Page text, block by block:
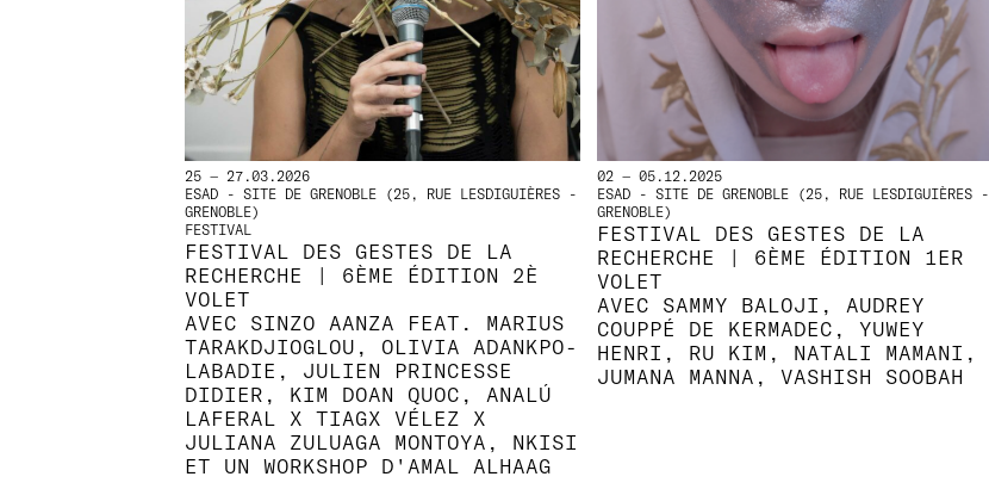
25 — 27.03.2026
ESAD - SITE DE GRENOBLE (25, RUE LESDIGUIÈRES -
GRENOBLE)
FESTIVAL
FESTIVAL DES GESTES DE LA
RECHERCHE | 6ÈME ÉDITION 2È
VOLET
AVEC SINZO AANZA FEAT. MARIUS
TARAKDJIOGLOU, OLIVIA ADANKPO-
LABADIE, JULIEN PRINCESSE
DIDIER, KIM DOAN QUOC, ANALÚ
LAFERAL X TIAGX VÉLEZ X
JULIANA ZULUAGA MONTOYA, NKISI
ET UN WORKSHOP D'AMAL ALHAAG
02 — 05.12.2025
ESAD - SITE DE GRENOBLE (25, RUE LESDIGUIÈRES -
GRENOBLE)
FESTIVAL DES GESTES DE LA
RECHERCHE | 6ÈME ÉDITION 1ER
VOLET
AVEC SAMMY BALOJI, AUDREY
COUPPÉ DE KERMADEC, YUWEY
HENRI, RU KIM, NATALI MAMANI,
JUMANA MANNA, VASHISH SOOBAH